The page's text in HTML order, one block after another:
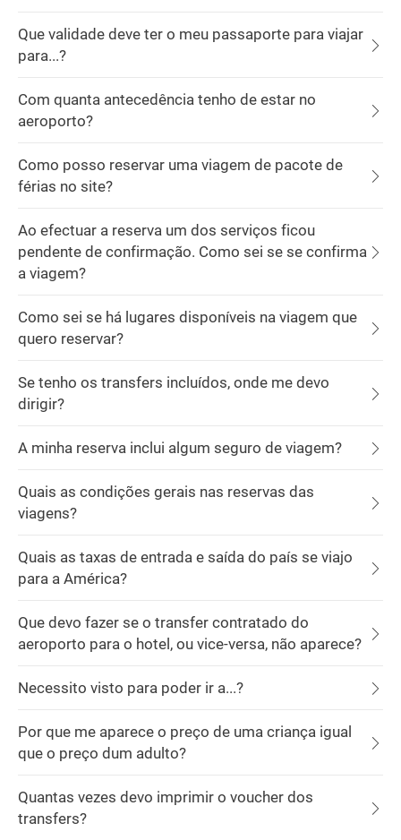
Que validade deve ter o meu passaporte para viajar
para...?
Com quanta antecedência tenho de estar no
aeroporto?
Como posso reservar uma viagem de pacote de
férias no site?
Ao efectuar a reserva um dos serviços ficou
pendente de confirmação. Como sei se se confirma
a viagem?
Como sei se há lugares disponíveis na viagem que
quero reservar?
Se tenho os transfers incluídos, onde me devo
dirigir?
A minha reserva inclui algum seguro de viagem?
Quais as condições gerais nas reservas das
viagens?
Quais as taxas de entrada e saída do país se viajo
para a América?
Que devo fazer se o transfer contratado do
aeroporto para o hotel, ou vice-versa, não aparece?
Necessito visto para poder ir a...?
Por que me aparece o preço de uma criança igual
que o preço dum adulto?
Quantas vezes devo imprimir o voucher dos
transfers?